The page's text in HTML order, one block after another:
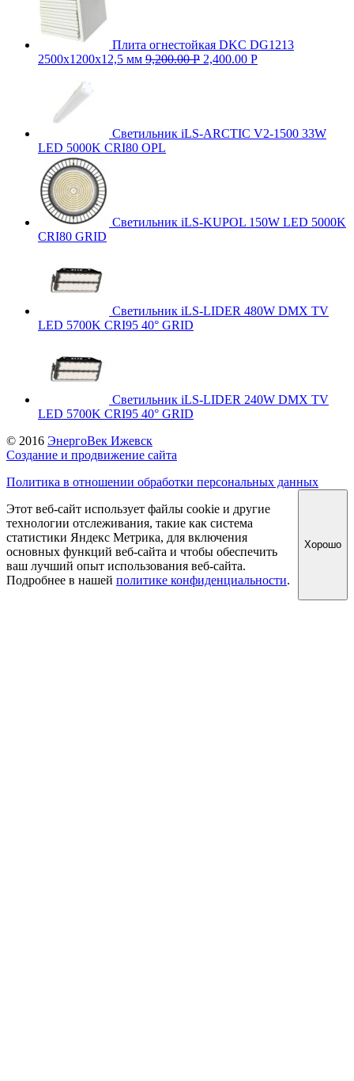
Плита огнестойкая DKC DG1213
2500х1200х12,5 мм 9,200.00Р 2,400.00 Р
Светильник iLS-ARCTIC V2-1500 33W
LED 5000K CRI80 OPL
Светильник iLS-KUPOL 150W LED 5000K
CRI80 GRID
Светильник iLS-LIDER 480W DMX TV
LED 5700K CRI95 40° GRID
Светильник iLS-LIDER 240W DMX TV
LED 5700K CRI95 40° GRID
© 2016 ЭнергоВек Ижевск
Создание и продвижение сайта
Политика в отношении обработки персональных данных
Этот веб-сайт использует файлы cookie и другие
технологии отслеживания, такие как система
статистики Яндекс Метрика, для включения
основных функций веб-сайта и чтобы обеспечить
ваш лучший опыт использования веб-сайта.
Подробнее в нашей политике конфиденциальности.
Хорошо